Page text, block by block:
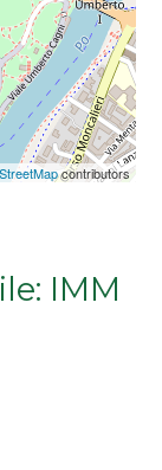
contributors
IMM